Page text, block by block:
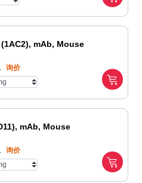
(1AC2), mAb, Mouse
询价
mAb, Mouse
询价